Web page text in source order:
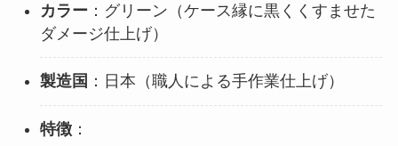
カラー ：グリーン（ケース縁に黒くくすませた
ダメージ仕上げ）
製造国 ：日本（職人による手作業仕上げ）
特徴：